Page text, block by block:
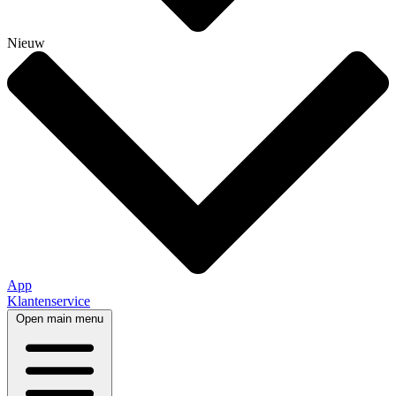
Nieuw
App
Klantenservice
Open main menu